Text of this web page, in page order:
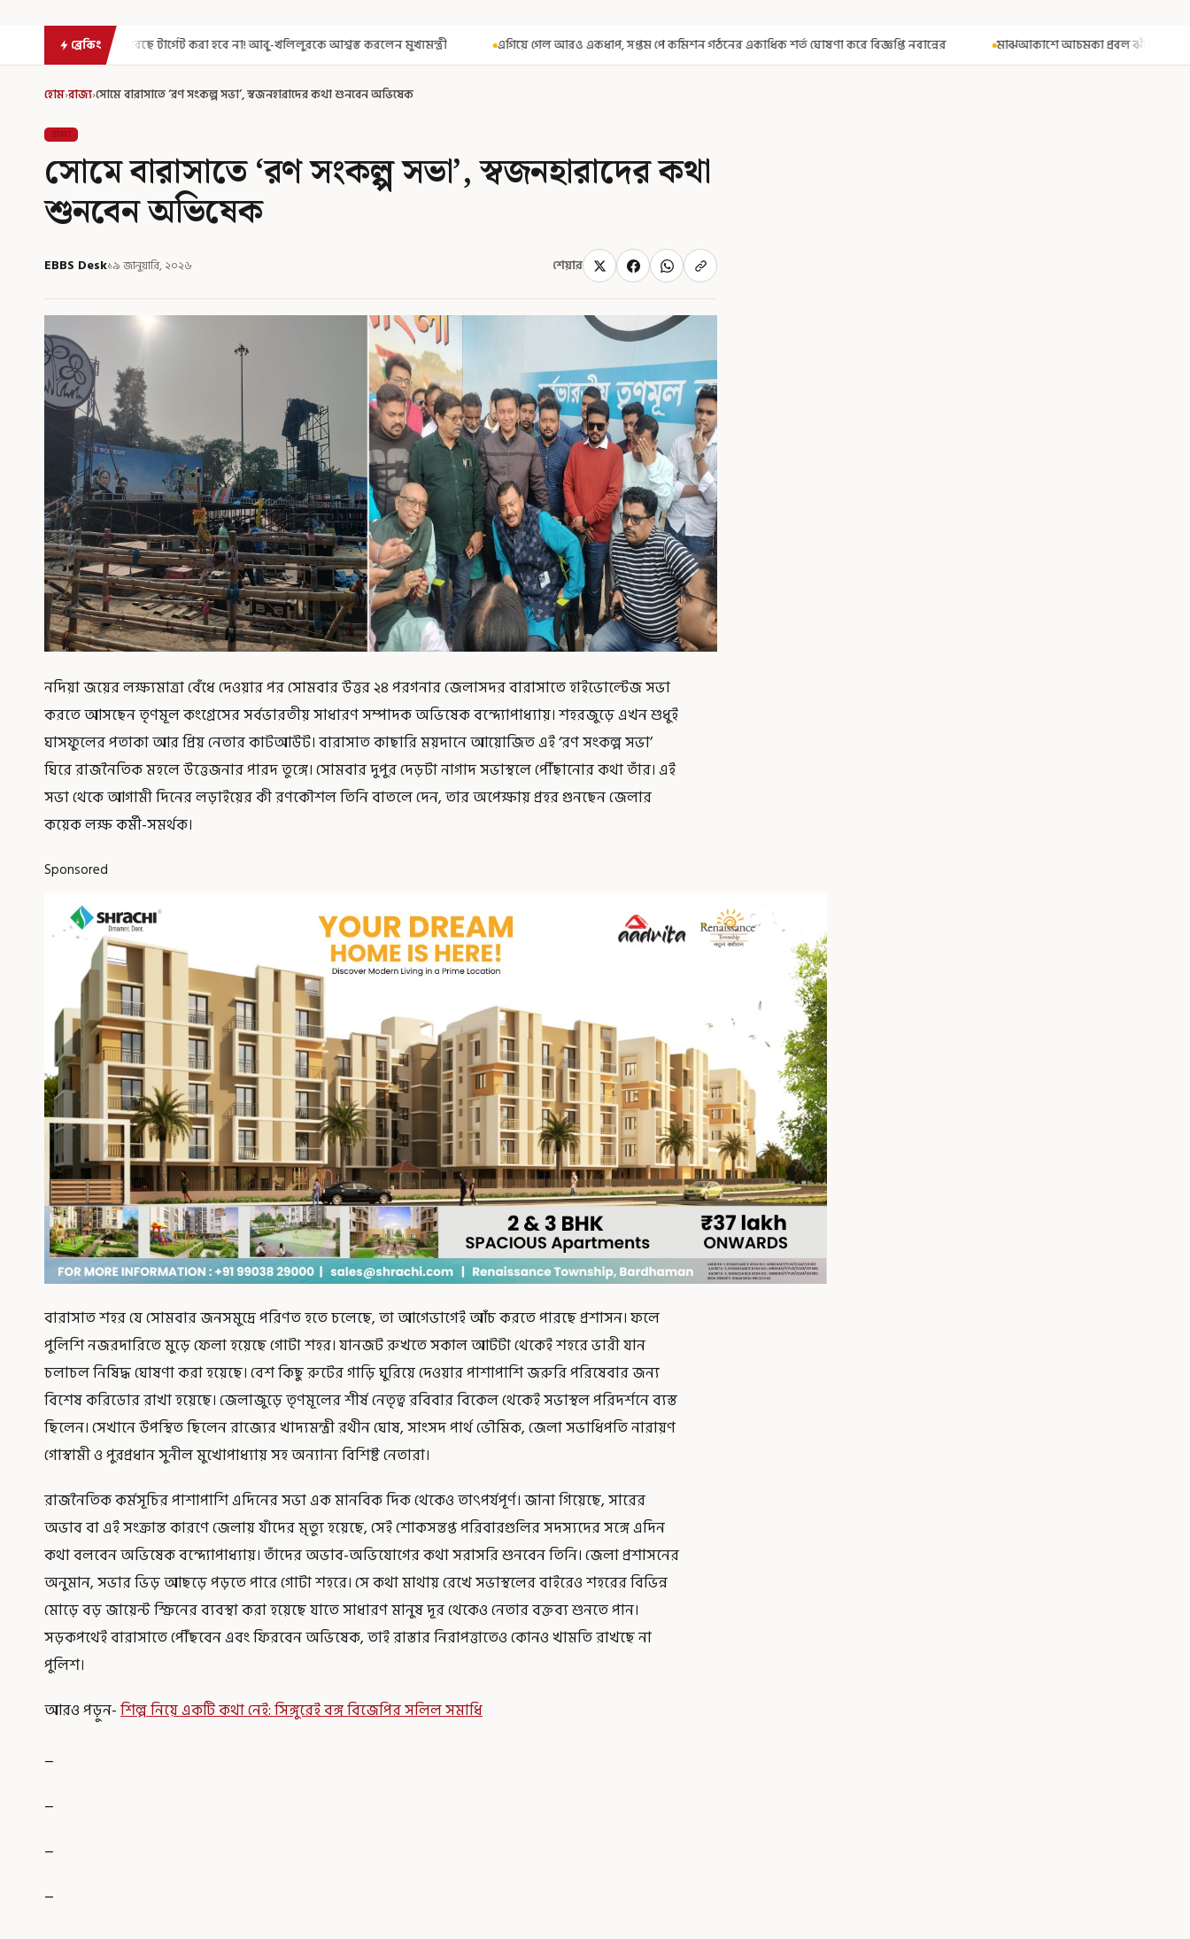
ব্রেকিং
টার্গেট করা হবে না! আবু-খলিলুরকে আশ্বস্ত করলেন মুখ্যমন্ত্রী এগিয়ে গেল আরও একধাপ, সপ্তম পে কমিশন গঠনের একাধিক শর্ত ঘোষণা করে বিজ্ঞপ্তি নবান্নের মাঝআকাশে আচমকা প্রবল ঝাঁকুনি! এয়ার ইন্ডিয়ার উড়ানে আতঙ্ক
হোম›রাজ্য›সোমে বারাসাতে ‘রণ সংকল্প সভা’, স্বজনহারাদের কথা শুনবেন অভিষেক
রাজ্য
সোমে বারাসাতে ‘রণ সংকল্প সভা’, স্বজনহারাদের কথা
শুনবেন অভিষেক
EBBS Desk১৯ জানুয়ারি, ২০২৬ শেয়ার
নদিয়া জয়ের লক্ষ্যমাত্রা বেঁধে দেওয়ার পর সোমবার উত্তর ২৪ পরগনার জেলাসদর বারাসাতে হাইভোল্টেজ সভা
করতে আসছেন তৃণমূল কংগ্রেসের সর্বভারতীয় সাধারণ সম্পাদক অভিষেক বন্দ্যোপাধ্যায়। শহরজুড়ে এখন শুধুই
ঘাসফুলের পতাকা আর প্রিয় নেতার কাটআউট। বারাসাত কাছারি ময়দানে আয়োজিত এই ‘রণ সংকল্প সভা’
ঘিরে রাজনৈতিক মহলে উত্তেজনার পারদ তুঙ্গে। সোমবার দুপুর দেড়টা নাগাদ সভাস্থলে পৌঁছানোর কথা তাঁর। এই
সভা থেকে আগামী দিনের লড়াইয়ের কী রণকৌশল তিনি বাতলে দেন, তার অপেক্ষায় প্রহর গুনছেন জেলার
কয়েক লক্ষ কর্মী-সমর্থক।
Sponsored
বারাসাত শহর যে সোমবার জনসমুদ্রে পরিণত হতে চলেছে, তা আগেভাগেই আঁচ করতে পারছে প্রশাসন। ফলে
পুলিশি নজরদারিতে মুড়ে ফেলা হয়েছে গোটা শহর। যানজট রুখতে সকাল আটটা থেকেই শহরে ভারী যান
চলাচল নিষিদ্ধ ঘোষণা করা হয়েছে। বেশ কিছু রুটের গাড়ি ঘুরিয়ে দেওয়ার পাশাপাশি জরুরি পরিষেবার জন্য
বিশেষ করিডোর রাখা হয়েছে। জেলাজুড়ে তৃণমূলের শীর্ষ নেতৃত্ব রবিবার বিকেল থেকেই সভাস্থল পরিদর্শনে ব্যস্ত
ছিলেন। সেখানে উপস্থিত ছিলেন রাজ্যের খাদ্যমন্ত্রী রথীন ঘোষ, সাংসদ পার্থ ভৌমিক, জেলা সভাধিপতি নারায়ণ
গোস্বামী ও পুরপ্রধান সুনীল মুখোপাধ্যায় সহ অন্যান্য বিশিষ্ট নেতারা।
রাজনৈতিক কর্মসূচির পাশাপাশি এদিনের সভা এক মানবিক দিক থেকেও তাৎপর্যপূর্ণ। জানা গিয়েছে, সারের
অভাব বা এই সংক্রান্ত কারণে জেলায় যাঁদের মৃত্যু হয়েছে, সেই শোকসন্তপ্ত পরিবারগুলির সদস্যদের সঙ্গে এদিন
কথা বলবেন অভিষেক বন্দ্যোপাধ্যায়। তাঁদের অভাব-অভিযোগের কথা সরাসরি শুনবেন তিনি। জেলা প্রশাসনের
অনুমান, সভার ভিড় আছড়ে পড়তে পারে গোটা শহরে। সে কথা মাথায় রেখে সভাস্থলের বাইরেও শহরের বিভিন্ন
মোড়ে বড় জায়েন্ট স্ক্রিনের ব্যবস্থা করা হয়েছে যাতে সাধারণ মানুষ দূর থেকেও নেতার বক্তব্য শুনতে পান।
সড়কপথেই বারাসাতে পৌঁছবেন এবং ফিরবেন অভিষেক, তাই রাস্তার নিরাপত্তাতেও কোনও খামতি রাখছে না
পুলিশ।
আরও পড়ুন-শিল্প নিয়ে একটি কথা নেই: সিঙ্গুরেই বঙ্গ বিজেপির সলিল সমাধি
_
_
_
_